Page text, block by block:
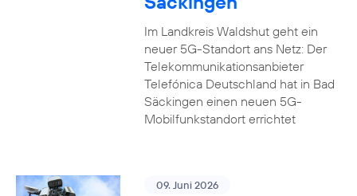
Im Landkreis Waldshut geht ein
neuer 5G-Standort ans Netz: Der
Telekommunikationsanbieter
Telefónica Deutschland hat in Bad
Säckingen einen neuen 5G-
Mobilfunkstandort errichtet
09. Juni 2026